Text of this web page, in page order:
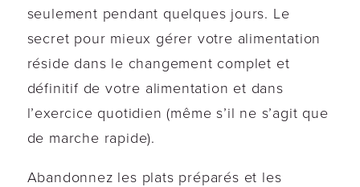
seulement pendant quelques jours. Le
secret pour mieux gérer votre alimentation
réside dans le changement complet et
définitif de votre alimentation et dans
l’exercice quotidien (même s’il ne s’agit que
de marche rapide).
Abandonnez les plats préparés et les